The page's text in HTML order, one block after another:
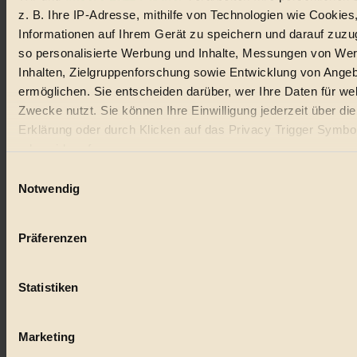
z. B. Ihre IP-Adresse, mithilfe von Technologien wie
Informationen auf Ihrem Gerät zu speichern und darauf
so personalisierte Werbung und Inhalte, Messungen von
Inhalten, Zielgruppenforschung sowie Entwicklung von
ermöglichen. Sie entscheiden darüber, wer Ihre Daten für
Zwecke nutzt. Sie können Ihre Einwilligung jederzeit über
Erklärung oder durch Klicken auf das Privacy Trigger
oder widerrufen
Wenn Sie es erlauben, würden wir auch gerne:
Ihr Gerät durch aktives Scannen nach bestimmten
Erfahren Sie mehr darüber, wie Ihre persönlichen Daten
Notwendig
Präferenzen
Statistiken
Marketing
Natur
kinderbuch
nachhaltig